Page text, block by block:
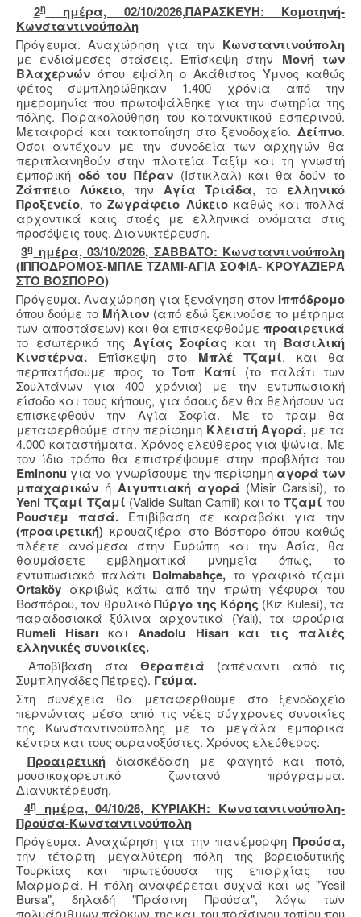
2η
ημέρα, 02/10/2026,ΠΑΡΑΣΚΕΥΗ: Κομοτηνή-
Κωνσταντινούπολη
Πρόγευμα. Αναχώρηση για την Κωνσταντινούπολη
με ενδιάμεσες στάσεις. Επίσκεψη στην Μονή των
Βλαχερνών όπου εψάλη ο Ακάθιστος Ύμνος καθώς
φέτος συμπληρώθηκαν 1.400 χρόνια από την
ημερομηνία που πρωτοψάλθηκε για την σωτηρία της
πόλης. Παρακολούθηση του κατανυκτικού εσπερινού.
Μεταφορά και τακτοποίηση στο ξενοδοχείο. Δείπνο.
Οσοι αντέχουν με την συνοδεία των αρχηγών θα
περιπλανηθούν στην πλατεία Ταξίμ και τη γνωστή
εμπορική οδό του Πέραν(Ιστικλαλ) και θα δούν το
Ζάππειο Λύκειο, την Αγία Τριάδα, το ελληνικό
Προξενείο, το Ζωγράφειο Λύκειοκαθώς και πολλά
αρχοντικά καις στοές με ελληνικά ονόματα στις
προσόψεις τους. Διανυκτέρευση.
3η ημέρα, 03/10/2026, ΣΑΒΒΑΤΟ: Κωνσταντινούπολη
(ΙΠΠΟΔΡΟΜΟΣ-ΜΠΛΕ ΤΖΑΜΙ-ΑΓΙΑ ΣΟΦΙΑ- ΚΡΟΥΑΖΙΕΡΑ
ΣΤΟ ΒΟΣΠΟΡΟ)
Πρόγευμα. Αναχώρηση για ξενάγηση στον Ιππόδρομο
όπου δούμε το Μήλιον (από εδώ ξεκινούσε το μέτρημα
των αποστάσεων) και θα επισκεφθούμε προαιρετικά
το εσωτερικό της Αγίας Σοφίαςκαι τη Βασιλική
Κινστέρνα. Επίσκεψη στο Μπλέ Τζαμί, και θα
περπατήσουμε προς τοΤοπ Καπί (το παλάτι των
Σουλτάνων για 400 χρόνια) με την εντυπωσιακή
είσοδο και τους κήπους, για όσους δεν θα θελήσουν να
επισκεφθούν την Αγία Σοφία. Με το τραμ θα
μεταφερθούμε στην περίφημη Κλειστή Αγορά, με τα
4.000 καταστήματα. Χρόνος ελεύθερος για ψώνια. Με
τον ίδιο τρόπο θα επιστρέψουμε στην προβλήτα του
Eminonu για να γνωρίσουμε την περίφημη αγορά των
μπαχαρικών ήΑιγυπτιακή αγορά (Misir Carsisi), το
Yeni Τζαμί Τζαμί (Valide Sultan Camii) και το Τζαμί του
Ρουστεμ πασά. Επιβίβαση σε καραβάκι για την
(προαιρετική) κρουαζιέρα στο Βόσπορο όπου καθώς
πλέετε ανάμεσα στην Ευρώπη και την Ασία, θα
θαυμάσετε εμβληματικά μνημεία όπως, το
εντυπωσιακό παλάτι Dolmabahçe, το γραφικό τζαμί
Ortaköy ακριβώς κάτω από την πρώτη γέφυρα του
Βοσπόρου, τον θρυλικόΠύργο της Κόρης (Kız Kulesi), τα
παραδοσιακά ξύλινα αρχοντικά (Yalı), τα φρούρια
Rumeli Hisarı και Anadolu Hisarı και τις παλιές
ελληνικές συνοικίες.
Αποβίβαση στα Θεραπειά (απέναντι από τις
Συμπληγάδες Πέτρες). Γεύμα.
Στη συνέχεια θα μεταφερθούμε στο ξενοδοχείο
περνώντας μέσα από τις νέες σύγχρονες συνοικίες
της Κωνσταντινούπολης με τα μεγάλα εμπορικά
κέντρα και τους ουρανοξύστες. Χρόνος ελεύθερος.
Προαιρετική
διασκέδαση με φαγητό και ποτό,
μουσικοχορευτικό ζωντανό πρόγραμμα.
Διανυκτέρευση.
4η
ημέρα, 04/10/26, ΚΥΡΙΑΚΗ: Κωνσταντινούπολη-
Προύσα-Κωνσταντινούπολη
Πρόγευμα. Αναχώρηση για την πανέμορφη Προύσα,
την τέταρτη μεγαλύτερη πόλη της βορειοδυτικής
Τουρκίας και πρωτεύουσα της επαρχίας του
Μαρμαρά. Η πόλη αναφέρεται συχνά και ως "Yesil
Bursa", δηλαδή "Πράσινη Προύσα", λόγω των
πολυάριθμων πάρκων της και του πράσινου τοπίου που